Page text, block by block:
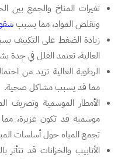
تغيرات المناخ والجمع بين
وتقلص المواد، مما يسبب
زيادة الضغط على التكييف
العالية، تعتمد الفلل في جدة
الرطوبة العالية تزيد من
مما قد يسبب مشاكل صحية.
الأمطار الموسمية وتصريف
موسمية قد تكون غزيرة،
تجمع المياه حول أساسات
الأنابيب والخزانات قد تتأثر